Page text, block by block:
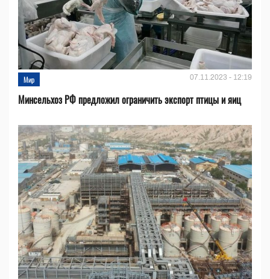
Мир 07.11.2023 - 12:19
Минсельхоз РФ предложил ограничить экспорт птицы и яиц